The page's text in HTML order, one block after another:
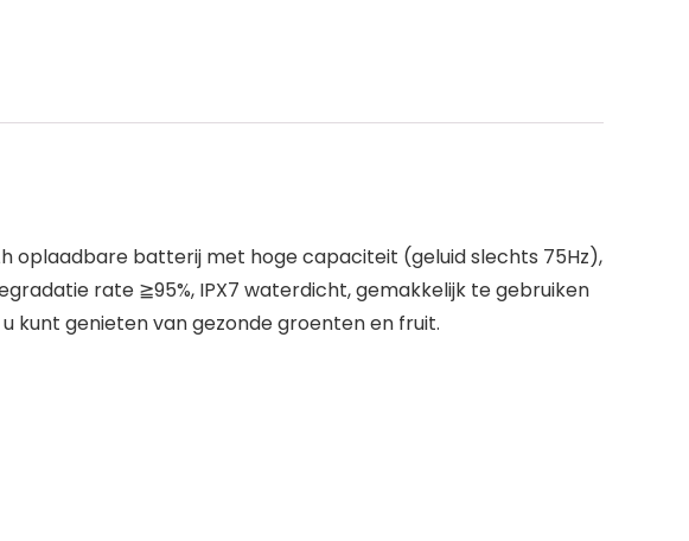
oplaadbare batterij met hoge capaciteit (geluid slechts 75Hz),
rate ≧95%, IPX7 waterdicht, gemakkelijk te gebruiken
kunt genieten van gezonde groenten en fruit.